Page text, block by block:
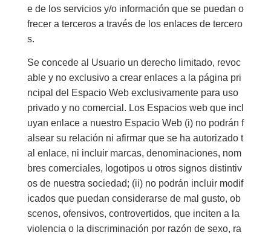
e de los servicios y/o información que se puedan o
frecer a terceros a través de los enlaces de tercero
s.
Se concede al Usuario un derecho limitado, revoc
able y no exclusivo a crear enlaces a la página pri
ncipal del Espacio Web exclusivamente para uso
privado y no comercial. Los Espacios web que incl
uyan enlace a nuestro Espacio Web (i) no podrán f
alsear su relación ni afirmar que se ha autorizado t
al enlace, ni incluir marcas, denominaciones, nom
bres comerciales, logotipos u otros signos distintiv
os de nuestra sociedad; (ii) no podrán incluir modif
icados que puedan considerarse de mal gusto, ob
scenos, ofensivos, controvertidos, que inciten a la
violencia o la discriminación por razón de sexo, ra